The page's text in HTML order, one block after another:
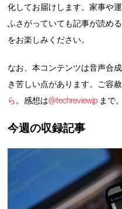
化してお届けします。家事や
ふさがっていても記事が読め
をお楽しみください。
なお、本コンテンツは音声合
き苦しい点があります。ご容
ら 。感想は@techreviewjp まで。
今週の収録記事